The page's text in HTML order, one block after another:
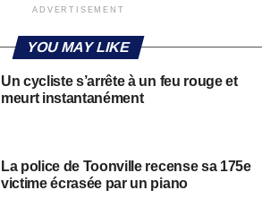
ADVERTISEMENT
YOU MAY LIKE
Un cycliste s’arrête à un feu rouge et
meurt instantanément
La police de Toonville recense sa 175e
victime écrasée par un piano